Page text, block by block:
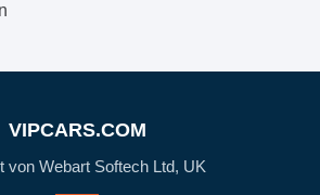
VIPCARS.COM
von Webart Softech Ltd, UK